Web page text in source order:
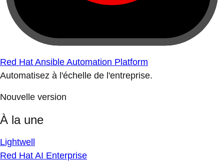
Red Hat Ansible Automation Platform
Automatisez à l'échelle de l'entreprise.
Nouvelle version
À la une
Lightwell
Red Hat AI Enterprise